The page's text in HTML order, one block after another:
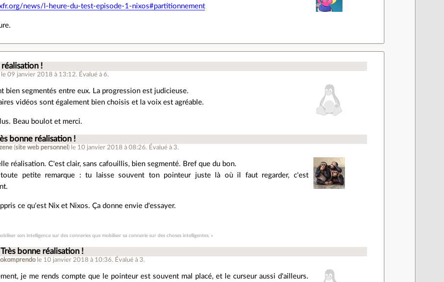
news/l-heure-du-test-episode-1-nixos#partitionnement
!
le 09 janvier 2018 à 13:12. Évalué à6.
bien segmentés entre eux. La progression est judicieuse.
vidéos sont également bien choisis et la voix est agréable.
Beau boulot et merci.
bonne réalisation !
(site web personnel ) le 10 janvier 2018 à 08:26. Évalué à 3.
réalisation. C'est clair, sans cafouillis, bien segmenté. Bref que du bon.
petite remarque : tu laisse souvent ton pointeur juste là où il faut regarder, c'est
ce qu'est Nix et Nixos. Ça donne envie d'essayer.
son intelligence sur des conneries que mobiliser sa connerie sur des choses intelligentes. »
Très bonne réalisation !
le 10 janvier 2018 à 10:36. Évalué à 3.
je me rends compte que le pointeur est souvent mal placé, et le curseur aussi d'ailleurs.